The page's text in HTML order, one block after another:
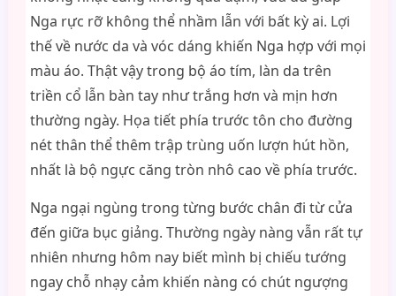
Nga rực rỡ không thể nhầm lẫn với bất kỳ ai. Lợi
thế về nước da và vóc dáng khiến Nga hợp với mọi
màu áo. Thật vậy trong bộ áo tím, làn da trên
triền cổ lẫn bàn tay như trắng hơn và mịn hơn
thường ngày. Họa tiết phía trước tôn cho đường
nét thân thể thêm trập trùng uốn lượn hút hồn,
nhất là bộ ngực căng tròn nhô cao về phía trước.
Nga ngại ngùng trong từng bước chân đi từ cửa
đến giữa bục giảng. Thường ngày nàng vẫn rất tự
nhiên nhưng hôm nay biết mình bị chiếu tướng
ngay chỗ nhạy cảm khiến nàng có chút ngượng